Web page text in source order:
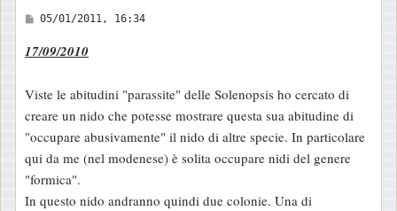
M
s
a
g
g
i
o
05/01/2011, 16:34
17/09/2010
Viste le abitudini "parassite" delle Solenopsis ho cercato di
creare un nido che potesse mostrare questa sua abitudine di
"occupare abusivamente" il nido di altre specie. In particolare
qui da me (nel modenese) è solita occupare nidi del genere
"formica".
In questo nido andranno quindi due colonie. Una di